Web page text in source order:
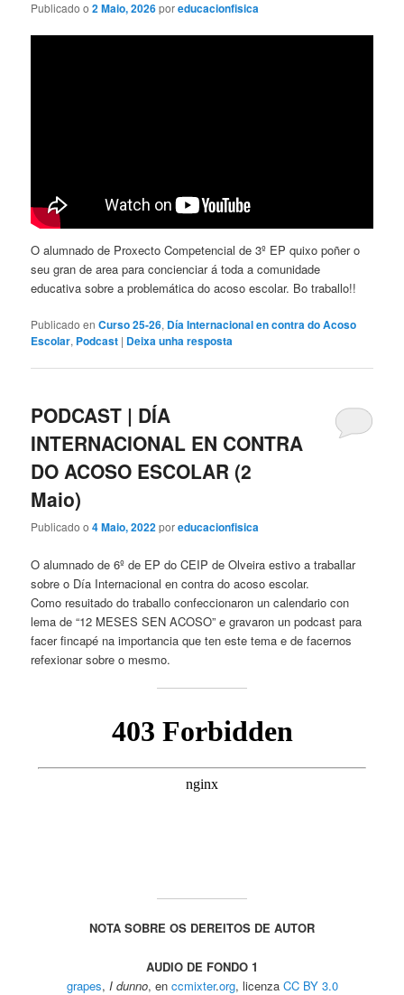
Publicado o2 Maio, 2026poreducacionfisica
O alumnado de Proxecto Competencial de 3º EP quixo poñer o
seu gran de area para concienciar á toda a comunidade
educativa sobre a problemática do acoso escolar. Bo traballo!!
Publicado en Curso 25-26, Día Internacional en contra do Acoso
Escolar, Podcast | Deixa unha resposta
PODCAST | DÍA
INTERNACIONAL EN CONTRA
DO ACOSO ESCOLAR (2
Maio)
Publicado o4 Maio, 2022poreducacionfisica
O alumnado de 6º de EP do CEIP de Olveira estivo a traballar
sobre o Día Internacional en contra do acoso escolar.
Como resuitado do traballo confeccionaron un calendario con
lema de “12 MESES SEN ACOSO” e gravaron un podcast para
facer fincapé na importancia que ten este tema e de facernos
refexionar sobre o mesmo.
NOTA SOBRE OS DEREITOS DE AUTOR
AUDIO DE FONDO 1
grapes, I dunno, en ccmixter.org, licenza CC BY 3.0